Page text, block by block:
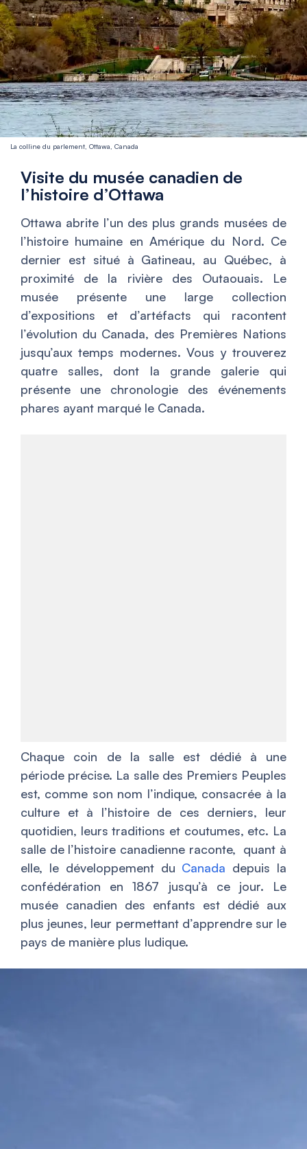
La colline du parlement, Ottawa, Canada
Visite du musée canadien de
l’histoire d’Ottawa
Ottawa abrite l’un des plus grands musées de
l’histoire humaine en Amérique du Nord. Ce
dernier est situé à Gatineau, au Québec, à
proximité de la rivière des Outaouais. Le
musée présente une large collection
d’expositions et d’artéfacts qui racontent
l’évolution du Canada, des Premières Nations
jusqu’aux temps modernes. Vous y trouverez
quatre salles, dont la grande galerie qui
présente une chronologie des événements
phares ayant marqué le Canada.
Chaque coin de la salle est dédié à une
période précise. La salle des Premiers Peuples
est, comme son nom l’indique, consacrée à la
culture et à l’histoire de ces derniers, leur
quotidien, leurs traditions et coutumes, etc. La
salle de l’histoire canadienne raconte, quant à
elle, le développement du Canada depuis la
confédération en 1867 jusqu’à ce jour. Le
musée canadien des enfants est dédié aux
plus jeunes, leur permettant d’apprendre sur le
pays de manière plus ludique.